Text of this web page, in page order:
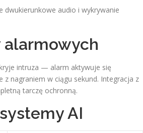
audio i wykrywanie
intruza — alarm aktywuje się
nagraniem w ciągu sekund. Integracja z
tarczę ochronną.
AI